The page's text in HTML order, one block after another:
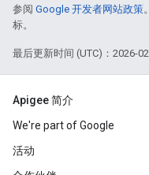
参阅 Google 开发者网站政策
标。
最后更新时间 (UTC)：2026-
Apigee 简介
We're part of Google
活动